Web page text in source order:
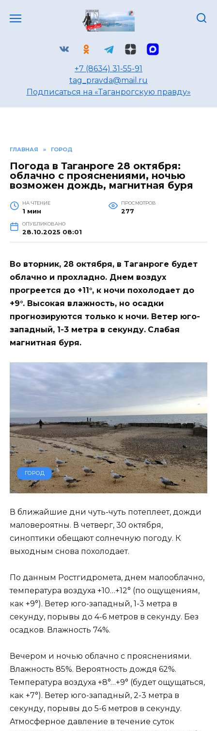
+7 (8634) 31-55-91
tag_pravda@mail.ru
Подписаться на «Таганрогскую правду»
ГЛАВНАЯ » ГОРОД
Погода в Таганроге 28 октября:
облачно с прояснениями, ночью
возможен дождь, магнитная буря
НА ЧТЕНИЕ
1 мин
ПРОСМОТРОВ
277
ОПУБЛИКОВАНО
28.10.2025 08:01
Во вторник, 28 октября, в Таганроге будет
облачно и прохладно. Днем воздух
прогреется до +11°, к ночи похолодает до
+9°. Высокая влажность, но осадки
прогнозируются только к ночи. Ветер юго-
западный, 1-3 метра в секунду. Слабая
магнитная буря.
ГОРОД
В ближайшие дни чуть-чуть потеплеет, дожди
маловероятны. В четверг, 30 октября,
синоптики обещают солнечную погоду. К
выходным снова похолодает.
По данным Ростгидромета, днем малооблачно,
температура воздуха +10…+12° (по ощущениям,
как +9°). Ветер юго-западный, 1-3 метра в
секунду, порывы до 4-6 метров в секунду. Без
осадков. Влажность 74%.
Вечером и ночью облачно с прояснениями.
Влажность 85%. Вероятность дождя 62%.
Температура воздуха +8°…+9° (будет ощущаться,
как +7°). Ветер юго-западный, 2-3 метра в
секунду, порывы до 5-6 метров в секунду.
Атмосферное давление в течение суток